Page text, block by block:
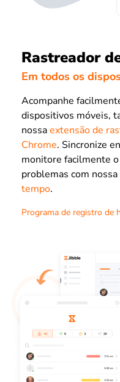
Rastreador
Em todos os
Acompanhe
dispositivos móveis,
nossaextensão de
Chrome. Sincronize
monitore facilmente
problemas com nossa
tempo.
Programa de registro de